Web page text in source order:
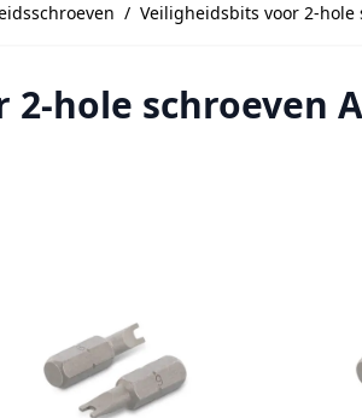
/ Veiligheidsbits voor 2-hole
hole schroeven